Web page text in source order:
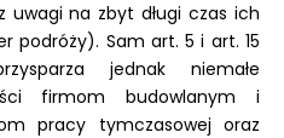
uwagi na zbyt długi czas ich
podróży). Sam art. 5 i art. 15
jednak niemałe
firmom budowlanym i
pracy tymczasowej oraz